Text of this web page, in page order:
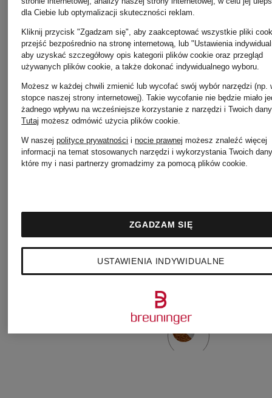
GANT
Sneakersy
CUZMANI
629 zł
Z
certyfikatem
GANT
Buty
żeglarskie
GIMBLE
325 zł
325 zł
Cena
649 zł
dla Ciebie lub optymalizacji skuteczności reklam.
Kliknij przycisk "Zgadzam się", aby zaakceptować wszystkie pliki
przejść bezpośrednio na stronę internetową, lub "Ustawienia
aby uzyskać szczegółowy opis kategorii plików cookie oraz przegląd
używanych plików cookie, a także dokonać indywidualnego wyboru.
Możesz w każdej chwili zmienić lub wycofać swój wybór narzędzi (np.
stopce naszej strony internetowej). Takie wycofanie nie będzie miało
żadnego wpływu na wcześniejsze korzystanie z narzędzi i Twoich
Tutaj możesz odmówić użycia plików cookie.
W naszejpolityce prywatności inocie prawnej możesz znaleźć więcej
informacji na temat stosowanych narzędzi i wykorzystania Twoich
które my i nasi partnerzy gromadzimy za pomocą plików cookie.
USTAWIENIA INDYWIDUALNE
ZGADZAM SIĘ